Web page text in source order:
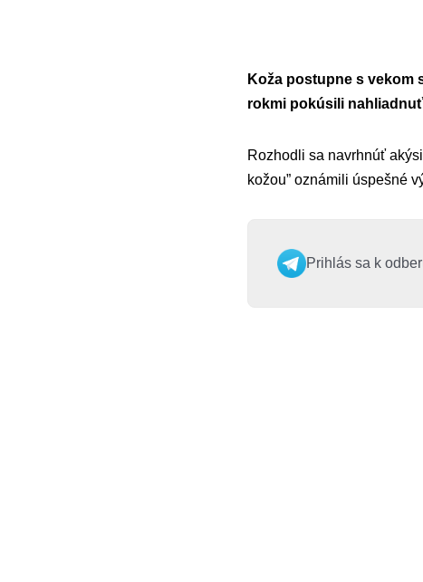
Koža postupne s vekom
rokmi pokúsili
Rozhodli sa navrhnúť
kožou” oznámili úspešné
Prihlás sa k